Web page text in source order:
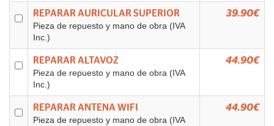
REPARAR AURICULAR SUPERIOR
Pieza de repuesto y mano de obra (IVA
Inc.)
39.90€
REPARAR ALTAVOZ
Pieza de repuesto y mano de obra (IVA
Inc.)
44.90€
REPARAR ANTENA WIFI
Pieza de repuesto y mano de obra (IVA
44.90€